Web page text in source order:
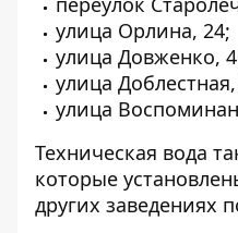
улица Орлина, 24;
улица Довженко,
улица
улица
Техническая вода
которые
других заведениях